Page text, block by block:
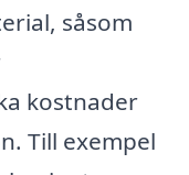
såsom
kostnader
Till exempel